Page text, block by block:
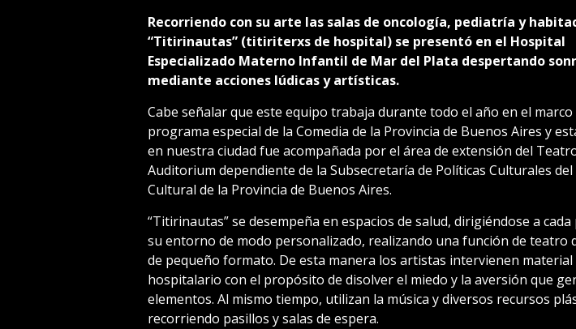
Recorriendo con su arte las salas de oncología, pediatría y
“Titirinautas” (titiriterxs de hospital) se presentó en el Hospital
Especializado Materno Infantil de Mar del Plata despertando
mediante acciones lúdicas y artísticas.
Cabe señalar que este equipo trabaja durante todo el año en el marco
programa especial de la Comedia de la Provincia de Buenos Aires y
en nuestra ciudad fue acompañada por el área de extensión del
Auditorium dependiente de la Subsecretaría de Políticas Culturales
Cultural de la Provincia de Buenos Aires.
“Titirinautas” se desempeña en espacios de salud, dirigiéndose a cada
su entorno de modo personalizado, realizando una función de teatro
de pequeño formato. De esta manera los artistas intervienen material
hospitalario con el propósito de disolver el miedo y la aversión que
elementos. Al mismo tiempo, utilizan la música y diversos recursos
recorriendo pasillos y salas de espera.